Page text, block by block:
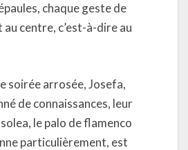
chaque geste de
centre, c’est-à-dire au
soirée arrosée, Josefa,
de connaissances, leur
le palo de flamenco
particulièrement, est